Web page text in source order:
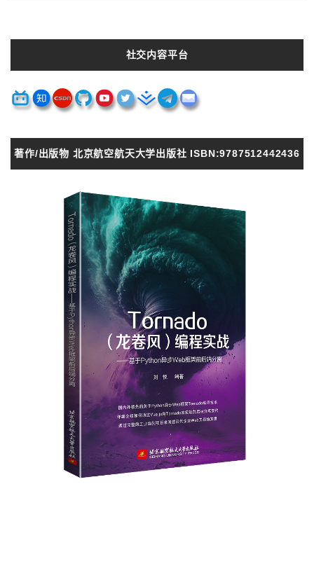
社交内容平台
著作/出版物 北京航空航天大学出版社 ISBN:9787512442436